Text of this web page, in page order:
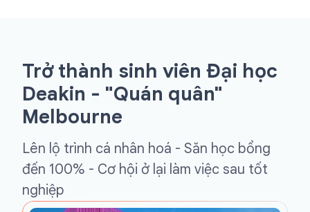
Trở thành sinh viên Đại học
Deakin - "Quán quân"
Melbourne
Lên lộ trình cá nhân hoá - Săn học bổng
đến 100% - Cơ hội ở lại làm việc sau tốt
nghiệp